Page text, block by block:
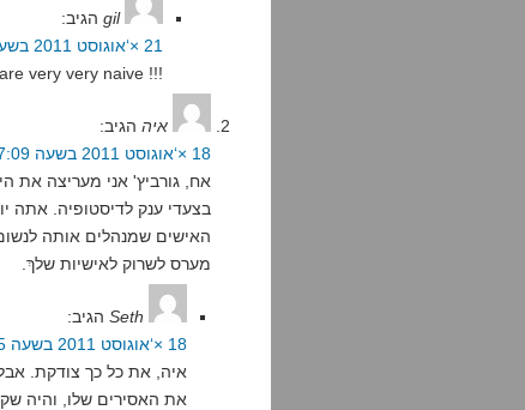
gil הגיב:
21 ×‘אוגוסט 2011 בשעה 13:04
very very naive !!!
איה הגיב:
18 ×‘אוגוסט 2011 בשעה 17:09
אח, גורביץ' אני מעריצה את
בצעדי ענק לדיסטופיה. אתה
האישים שמנהלים אותה
מערס לשרוק לאישיות שלךְ.
Seth הגיב:
18 ×‘אוגוסט 2011 בשעה 20:25
איה, את כל כך צודקת.
את האסירים שלו, והיה